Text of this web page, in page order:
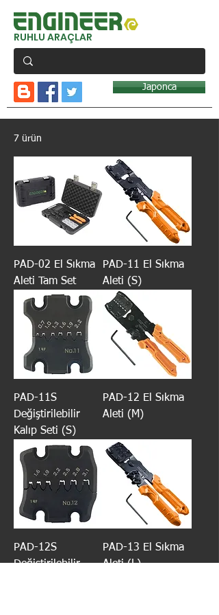
RUHLU ARAÇLAR
Japonca
7 ürün
PAD-02 El Sıkma
Aleti Tam Set
PAD-11 El Sıkma
Aleti (S)
PAD-11S
Değiştirilebilir
Kalıp Seti (S)
PAD-12 El Sıkma
Aleti (M)
PAD-12S
Değiştirilebilir
PAD-13 El Sıkma
Aleti (L)